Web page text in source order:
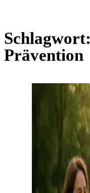
Schlagwort:
Prävention